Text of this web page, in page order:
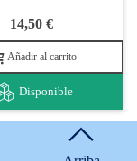
14,50 €
Añadir al carrito
Disponible